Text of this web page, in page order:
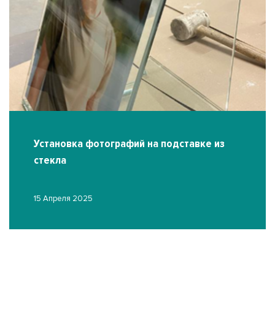
Установка фотографий на подставке из
стекла
15 Апреля 2025